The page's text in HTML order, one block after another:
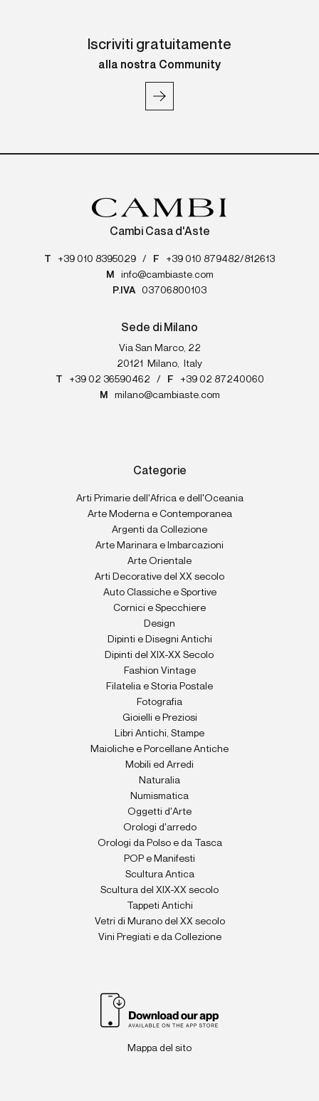
Iscriviti gratuitamente
alla nostra Community
Cambi Casa d'Aste
T +39 010 8395029 / F
+39 010 879482/812613
M
info@cambiaste.com
P.IVA
03706800103
Sede di Milano
Via San Marco, 22
20121
Milano,
Italy
T
+39 02 36590462 / F
+39 02 87240060
M
milano@cambiaste.com
Categorie
Arti Primarie dell'Africa e dell'Oceania
Arte Moderna e Contemporanea
Argenti da Collezione
Arte Marinara e Imbarcazioni
Arte Orientale
Arti Decorative del XX secolo
Auto Classiche e Sportive
Cornici e Specchiere
Design
Dipinti e Disegni Antichi
Dipinti del XIX-XX Secolo
Fashion Vintage
Filatelia e Storia Postale
Fotografia
Gioielli e Preziosi
Libri Antichi, Stampe
Maioliche e Porcellane Antiche
Mobili ed Arredi
Naturalia
Numismatica
Oggetti d'Arte
Orologi d'arredo
Orologi da Polso e da Tasca
POP e Manifesti
Scultura Antica
Scultura del XIX-XX secolo
Tappeti Antichi
Vetri di Murano del XX secolo
Vini Pregiati e da Collezione
Mappa del sito